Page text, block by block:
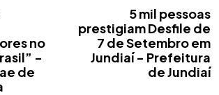
no
-
de
5 mil pessoas
prestigiam Desfile de
7 de Setembro em
Jundiaí - Prefeitura
de Jundiaí